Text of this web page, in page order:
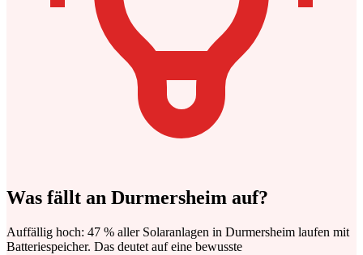
Was fällt an Durmersheim auf?
Auffällig hoch: 47 % aller Solaranlagen in Durmersheim laufen mit
Batteriespeicher. Das deutet auf eine bewusste